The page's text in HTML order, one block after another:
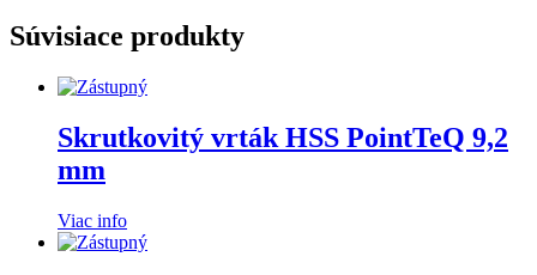
Súvisiace produkty
Skrutkovitý vrták HSS PointTeQ 9,2
mm
Viac info